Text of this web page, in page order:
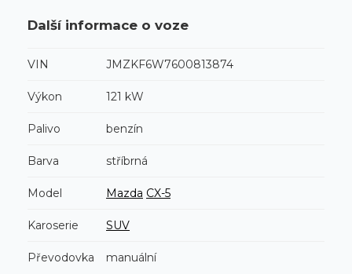
Další informace o voze
VIN JMZKF6W7600813874
Výkon 121 kW
Palivo benzín
Barva stříbrná
Model Mazda CX-5
Karoserie SUV
Převodovka manuální